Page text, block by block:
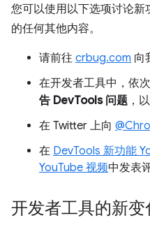
您可以使用以下选项讨论
的任何其他内容。
请前往 crbug.com 向
在开发者工具中，依
告 DevTools 问题 ，
在 Twitter 上向
在 DevTools 新功能
YouTube 视频中发表
开发者工具的新变